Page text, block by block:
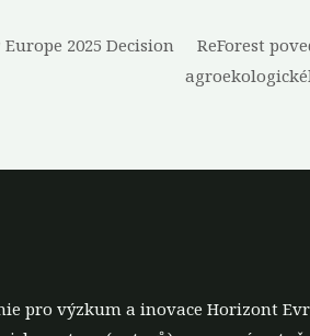
2025 Decision
ReForest
výzkum a inovace Horizont